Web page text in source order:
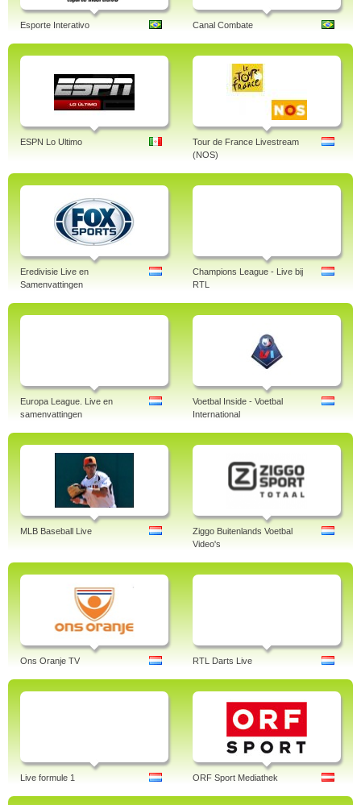
Esporte Interativo Canal Combate
ESPN Lo Ultimo
Tour de France Livestream
(NOS)
Eredivisie Live en
Samenvattingen
Champions League - Live bij
RTL
Europa League. Live en
samenvattingen
Voetbal Inside - Voetbal
International
MLB Baseball Live
Ziggo Buitenlands Voetbal
Video's
Ons Oranje TV RTL Darts Live
Live formule 1 ORF Sport Mediathek